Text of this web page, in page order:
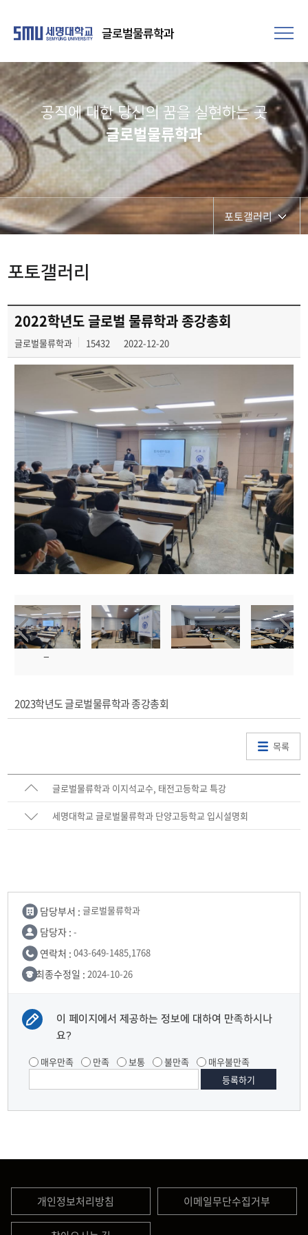
글로벌물류학과
공직에 대한 당신의 꿈을 실현하는 곳​
글로벌물류학과
포토갤러리
동아리
포토갤러리
2022학년도 글로벌 물류학과 종강총회
글로벌물류학과 15432 2022-12-20
2023학년도 글로벌물류학과 종강총회
목록
글로벌물류학과 이지석교수, 태전고등학교 특강
세명대학교 글로벌물류학과 단양고등학교 입시설명회
담당부서 : 글로벌물류학과
담당자 : -
연락처 : 043-649-1485,1768
최종수정일 : 2024-10-26
이 페이지에서 제공하는 정보에 대하여 만족하시나
요?
매우만족 만족 보통 불만족 매우불만족
개인정보처리방침 이메일무단수집거부